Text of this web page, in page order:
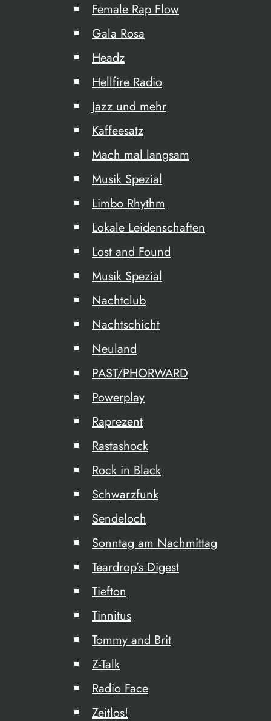
Female Rap Flow
Gala Rosa
Headz
Hellfire Radio
Jazz und mehr
Kaffeesatz
Mach mal langsam
Musik Spezial
Limbo Rhythm
Lokale Leidenschaften
Lost and Found
Musik Spezial
Nachtclub
Nachtschicht
Neuland
PAST/PHORWARD
Powerplay
Raprezent
Rastashock
Rock in Black
Schwarzfunk
Sendeloch
Sonntag am Nachmittag
Teardrop’s Digest
Tiefton
Tinnitus
Tommy and Brit
Z-Talk
Radio Face
Zeitlos!